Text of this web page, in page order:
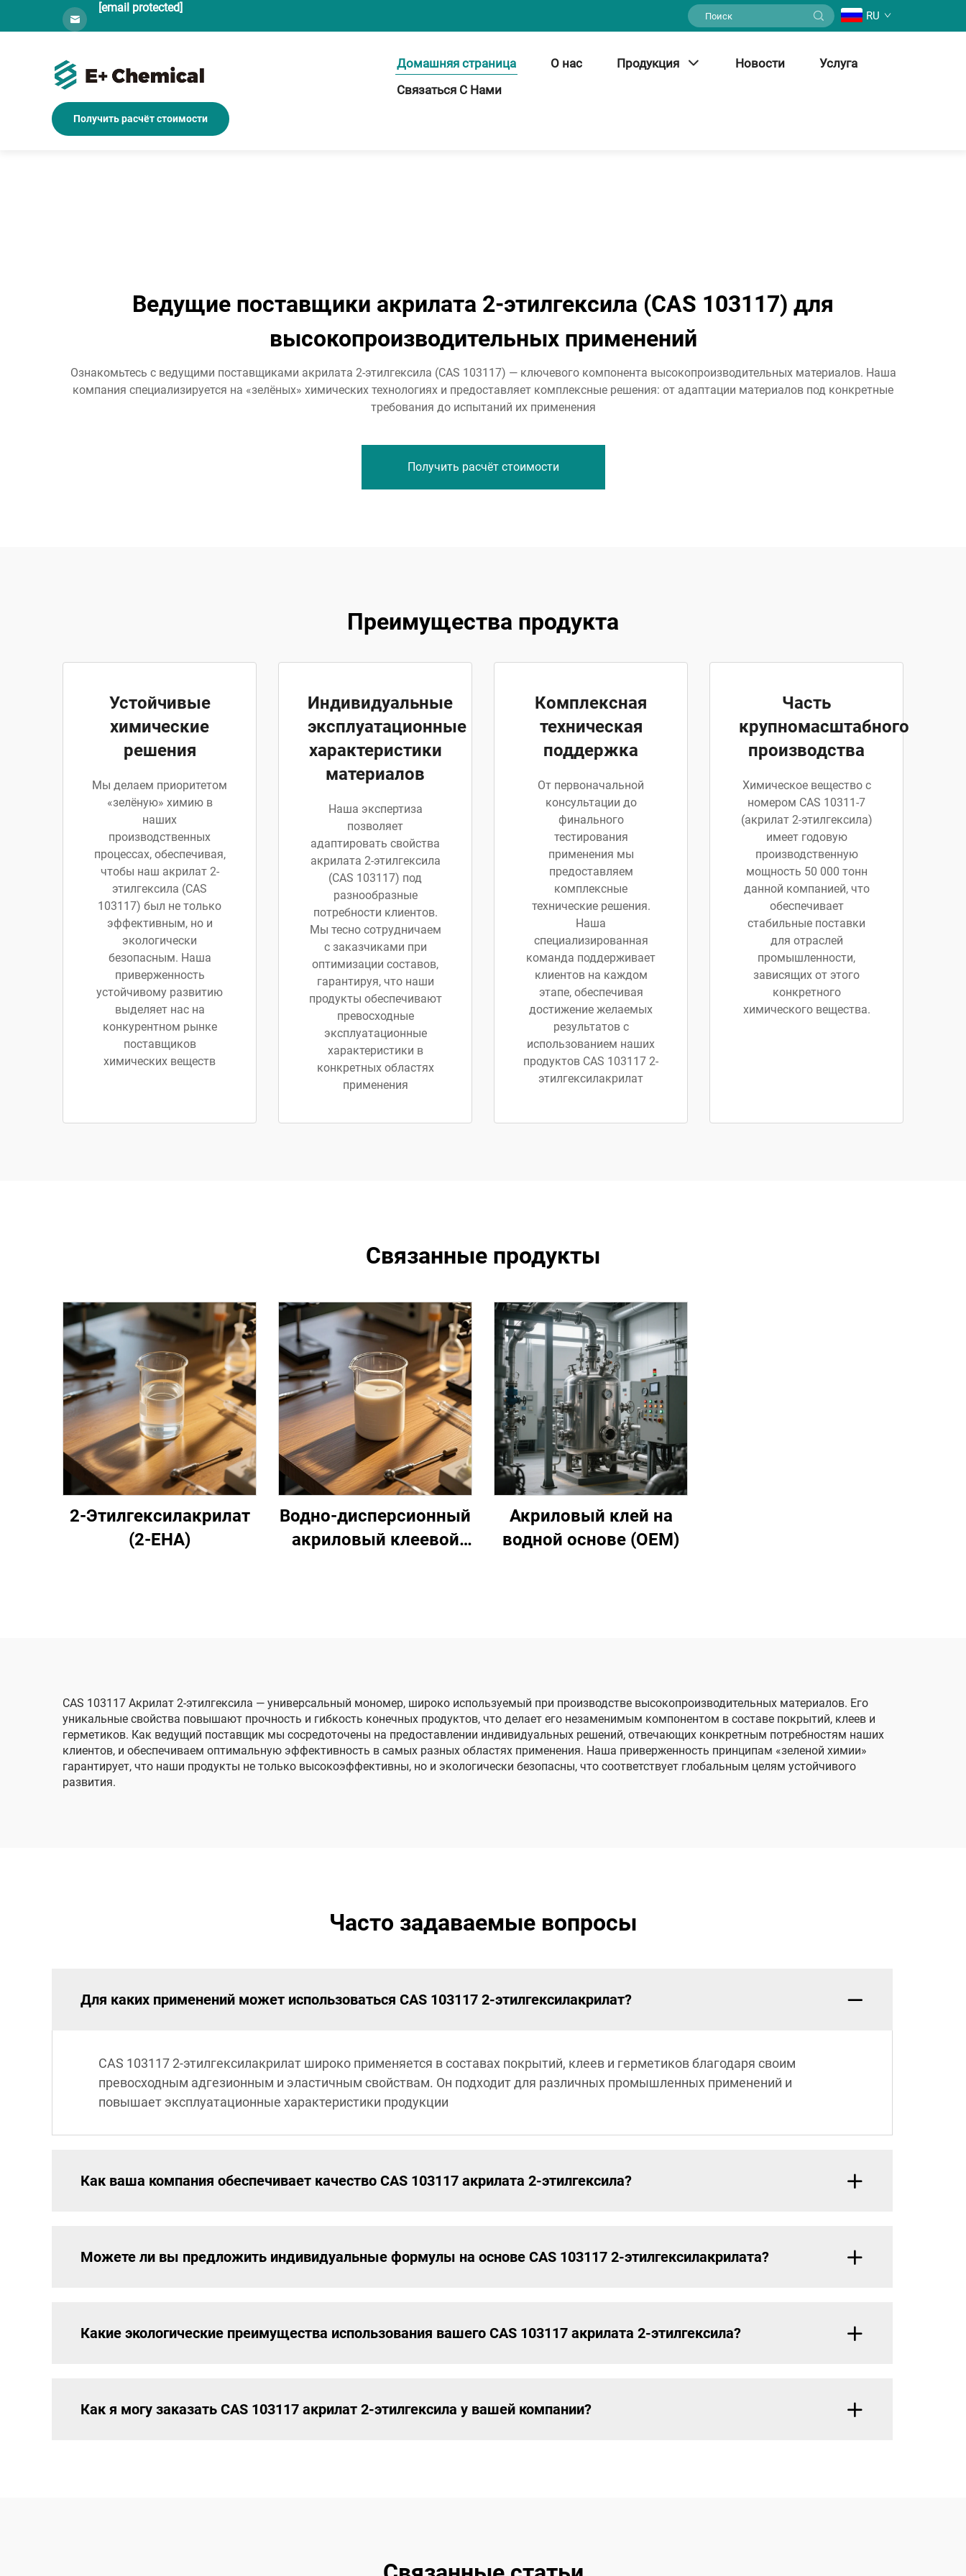
[email protected]
RU
Домашняя страница О нас Продукция Новости
Услуга
Связаться С Нами
Получить расчёт стоимости
Ведущие поставщики акрилата 2-этилгексила (CAS 103117) для
высокопроизводительных применений
Ознакомьтесь с ведущими поставщиками акрилата 2-этилгексила (CAS 103117) — ключевого компонента высокопроизводительных материалов. Наша
компания специализируется на «зелёных» химических технологиях и предоставляет комплексные решения: от адаптации материалов под конкретные
требования до испытаний их применения
Получить расчёт стоимости
Преимущества продукта
Устойчивые
химические
решения
Мы делаем приоритетом
«зелёную» химию в
наших
производственных
процессах, обеспечивая,
чтобы наш акрилат 2-
этилгексила (CAS
103117) был не только
эффективным, но и
экологически
безопасным. Наша
приверженность
устойчивому развитию
выделяет нас на
конкурентном рынке
поставщиков
химических веществ
Индивидуальные
эксплуатационные
характеристики
материалов
Наша экспертиза
позволяет
адаптировать свойства
акрилата 2-этилгексила
(CAS 103117) под
разнообразные
потребности клиентов.
Мы тесно сотрудничаем
с заказчиками при
оптимизации составов,
гарантируя, что наши
продукты обеспечивают
превосходные
эксплуатационные
характеристики в
конкретных областях
применения
Комплексная
техническая
поддержка
От первоначальной
консультации до
финального
тестирования
применения мы
предоставляем
комплексные
технические решения.
Наша
специализированная
команда поддерживает
клиентов на каждом
этапе, обеспечивая
достижение желаемых
результатов с
использованием наших
продуктов CAS 103117 2-
этилгексилакрилат
Часть
крупномасштабного
производства
Химическое вещество с
номером CAS 10311-7
(акрилат 2-этилгексила)
имеет годовую
производственную
мощность 50 000 тонн
данной компанией, что
обеспечивает
стабильные поставки
для отраслей
промышленности,
зависящих от этого
конкретного
химического вещества.
Связанные продукты
2-Этилгексилакрилат
(2-EHA)
Водно-дисперсионный
акриловый клеевой
Акриловый клей на
водной основе (OEM)
CAS 103117 Акрилат 2-этилгексила — универсальный мономер, широко используемый при производстве высокопроизводительных материалов. Его
уникальные свойства повышают прочность и гибкость конечных продуктов, что делает его незаменимым компонентом в составе покрытий, клеев и
герметиков. Как ведущий поставщик мы сосредоточены на предоставлении индивидуальных решений, отвечающих конкретным потребностям наших
клиентов, и обеспечиваем оптимальную эффективность в самых разных областях применения. Наша приверженность принципам «зеленой химии»
гарантирует, что наши продукты не только высокоэффективны, но и экологически безопасны, что соответствует глобальным целям устойчивого
развития.
Часто задаваемые вопросы
Для каких применений может использоваться CAS 103117 2-этилгексилакрилат?
CAS 103117 2-этилгексилакрилат широко применяется в составах покрытий, клеев и герметиков благодаря своим
превосходным адгезионным и эластичным свойствам. Он подходит для различных промышленных применений и
повышает эксплуатационные характеристики продукции
Как ваша компания обеспечивает качество CAS 103117 акрилата 2-этилгексила?
Можете ли вы предложить индивидуальные формулы на основе CAS 103117 2-этилгексилакрилата?
Какие экологические преимущества использования вашего CAS 103117 акрилата 2-этилгексила?
Как я могу заказать CAS 103117 акрилат 2-этилгексила у вашей компании?